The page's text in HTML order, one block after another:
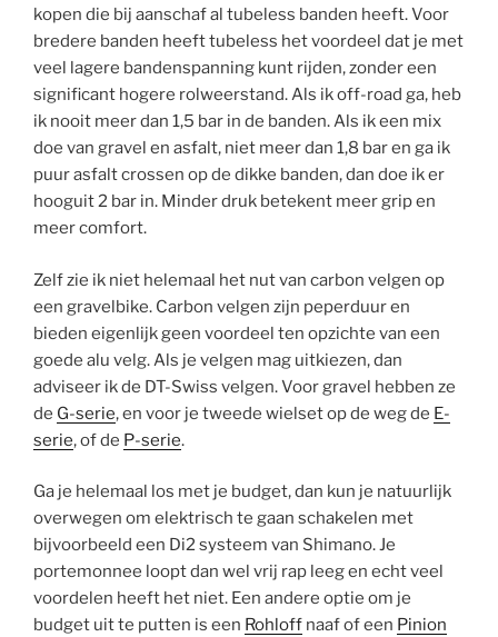
kopen die bij aanschaf al tubeless banden heeft. Voor
bredere banden heeft tubeless het voordeel dat je met
veel lagere bandenspanning kunt rijden, zonder een
significant hogere rolweerstand. Als ik off-road ga, heb
ik nooit meer dan 1,5 bar in de banden. Als ik een mix
doe van gravel en asfalt, niet meer dan 1,8 bar en ga ik
puur asfalt crossen op de dikke banden, dan doe ik er
hooguit 2 bar in. Minder druk betekent meer grip en
meer comfort.
Zelf zie ik niet helemaal het nut van carbon velgen op
een gravelbike. Carbon velgen zijn peperduur en
bieden eigenlijk geen voordeel ten opzichte van een
goede alu velg. Als je velgen mag uitkiezen, dan
adviseer ik de DT-Swiss velgen. Voor gravel hebben ze
de G-serie, en voor je tweede wielset op de weg de E-
serie, of de P-serie.
Ga je helemaal los met je budget, dan kun je natuurlijk
overwegen om elektrisch te gaan schakelen met
bijvoorbeeld een Di2 systeem van Shimano. Je
portemonnee loopt dan wel vrij rap leeg en echt veel
voordelen heeft het niet. Een andere optie om je
budget uit te putten is een Rohloff naaf of een Pinion